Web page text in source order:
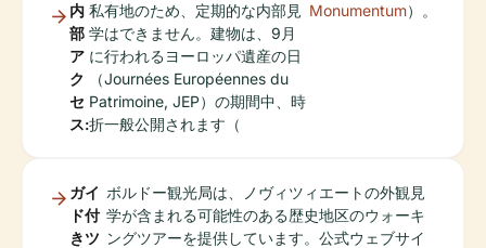
内
部
ア
ク
セ
ス:
私有地のため、定期的な内部見
学はできません。建物は、9月
に行われるヨーロッパ遺産の日
（Journées Européennes du
Patrimoine, JEP）の期間中、時
折一般公開されます（
Monumentum）。
ガイ
ド付
きツ
ボルドー観光局は、ノヴィツィエートの外観見
学が含まれる可能性のある歴史地区のウォーキ
ングツアーを提供しています。公式ウェブサイ